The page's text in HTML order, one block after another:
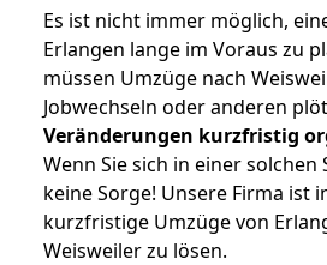
Es ist nicht immer möglich,
Erlangen lange im Voraus zu
müssen Umzüge nach
Jobwechseln oder anderen
Veränderungen kurzfristig
Wenn Sie sich in einer
keine Sorge! Unsere Firma ist
kurzfristige Umzüge von
Weisweiler zu lösen.